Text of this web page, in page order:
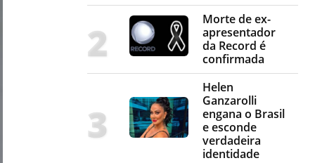
Morte de ex-
apresentador
da Record é
confirmada
Helen
Ganzarolli
engana o Brasil
e esconde
verdadeira
identidade